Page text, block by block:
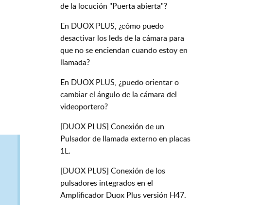
de la locución "Puerta abierta"?
En DUOX PLUS, ¿cómo puedo
desactivar los leds de la cámara para
que no se enciendan cuando estoy en
llamada?
En DUOX PLUS, ¿puedo orientar o
cambiar el ángulo de la cámara del
videoportero?
[DUOX PLUS] Conexión de un
Pulsador de llamada externo en placas
1L.
[DUOX PLUS] Conexión de los
pulsadores integrados en el
Amplificador Duox Plus versión H47.